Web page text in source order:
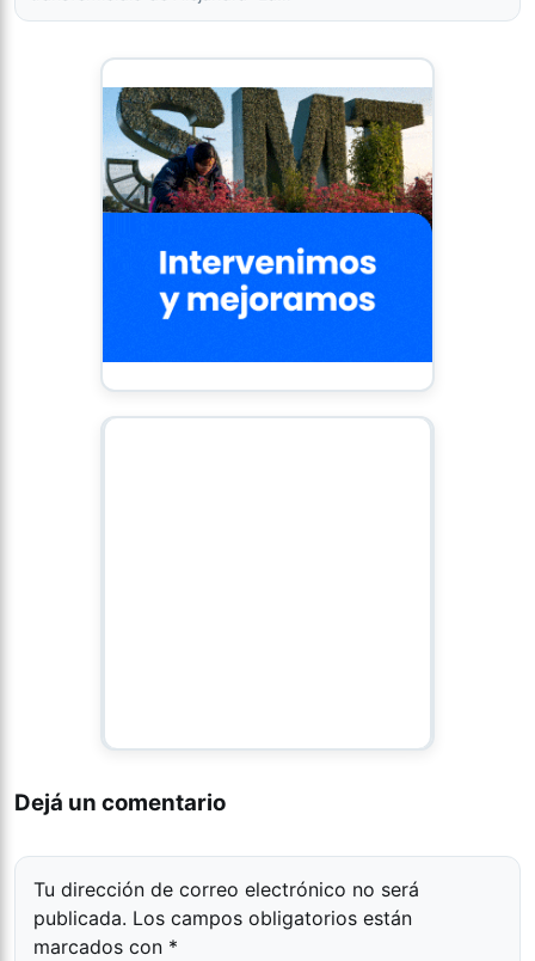
Dejá un comentario
Tu dirección de correo electrónico no será
publicada. Los campos obligatorios están
marcados con *